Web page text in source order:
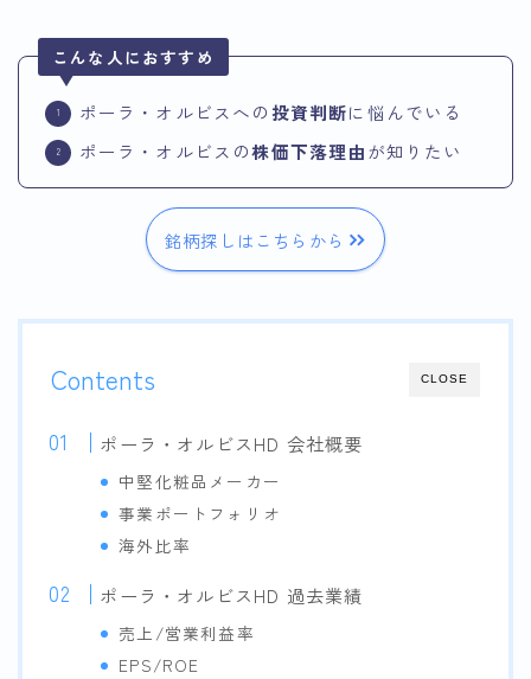
こんな人におすすめ
ポーラ・オルビスへの投資判断に悩んでいる
ポーラ・オルビスの株価下落理由が知りたい
銘柄探しはこちらから
CLOSE
Contents
ポーラ・オルビスHD 会社概要
中堅化粧品メーカー
事業ポートフォリオ
海外比率
ポーラ・オルビスHD 過去業績
売上/営業利益率
EPS/ROE